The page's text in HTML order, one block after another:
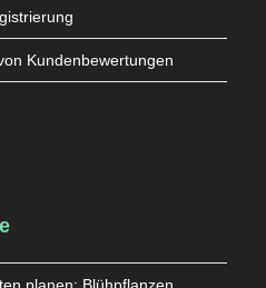
Kundenbewertungen